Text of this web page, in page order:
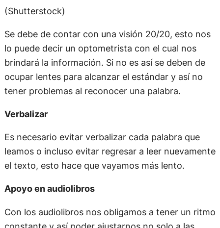
(Shutterstock)
Se debe de contar con una visión 20/20, esto nos
lo puede decir un optometrista con el cual nos
brindará la información. Si no es así se deben de
ocupar lentes para alcanzar el estándar y así no
tener problemas al reconocer una palabra.
Verbalizar
Es necesario evitar verbalizar cada palabra que
leamos o incluso evitar regresar a leer nuevamente
el texto, esto hace que vayamos más lento.
Apoyo en audiolibros
Con los audiolibros nos obligamos a tener un ritmo
constante y así poder ajustarnos no solo a las